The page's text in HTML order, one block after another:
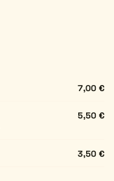
7,00 €
5,50 €
3,50 €